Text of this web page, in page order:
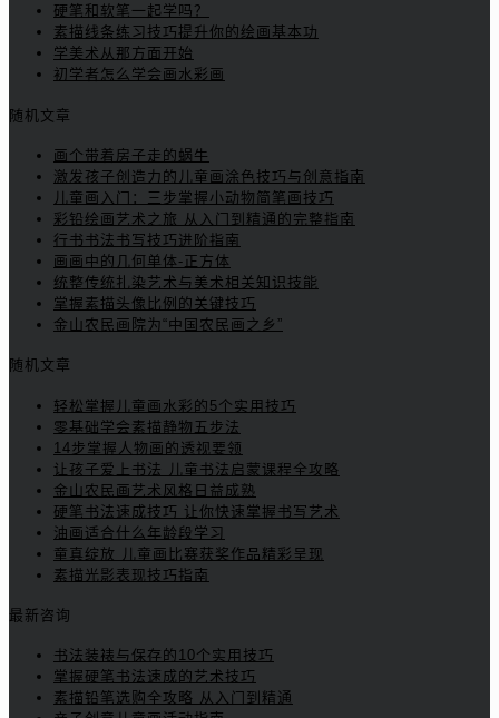
硬笔和软笔一起学吗？
素描线条练习技巧提升你的绘画基本功
学美术从那方面开始
初学者怎么学会画水彩画
随机文章
画个带着房子走的蜗牛
激发孩子创造力的儿童画涂色技巧与创意指南
儿童画入门：三步掌握小动物简笔画技巧
彩铅绘画艺术之旅 从入门到精通的完整指南
行书书法书写技巧进阶指南
画画中的几何单体-正方体
统整传统扎染艺术与美术相关知识技能
掌握素描头像比例的关键技巧
金山农民画院为“中国农民画之乡”
随机文章
轻松掌握儿童画水彩的5个实用技巧
零基础学会素描静物五步法
14步掌握人物画的透视要领
让孩子爱上书法 儿童书法启蒙课程全攻略
金山农民画艺术风格日益成熟
硬笔书法速成技巧 让你快速掌握书写艺术
油画适合什么年龄段学习
童真绽放 儿童画比赛获奖作品精彩呈现
素描光影表现技巧指南
最新咨询
书法装裱与保存的10个实用技巧
掌握硬笔书法速成的艺术技巧
素描铅笔选购全攻略 从入门到精通